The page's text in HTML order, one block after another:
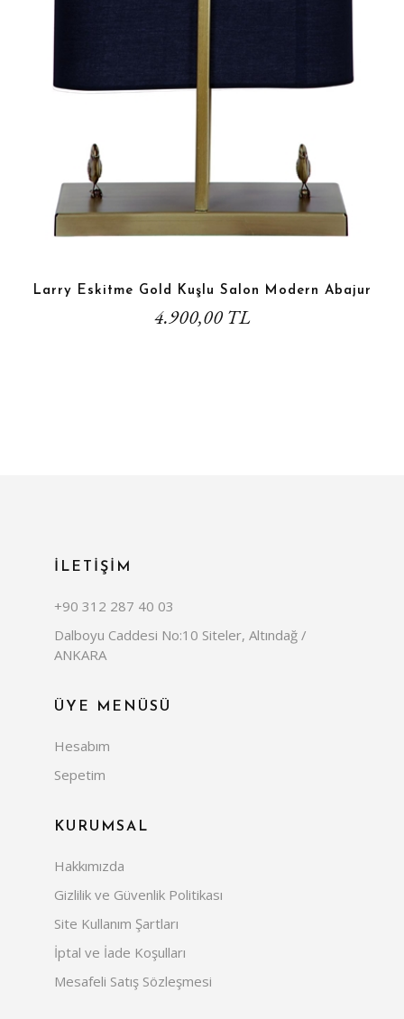
Larry Eskitme Gold Kuşlu Salon Modern Abajur
4.900,00 TL
İLETİŞİM
+90 312 287 40 03
Dalboyu Caddesi No:10 Siteler, Altındağ /
ANKARA
ÜYE MENÜSÜ
Hesabım
Sepetim
KURUMSAL
Hakkımızda
Gizlilik ve Güvenlik Politikası
Site Kullanım Şartları
İptal ve İade Koşulları
Mesafeli Satış Sözleşmesi